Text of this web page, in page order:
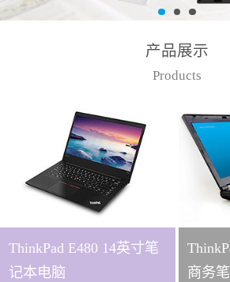
产品展示
Products
ThinkPad E480 14英寸笔
记本电脑
商务